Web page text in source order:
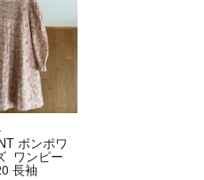
ボンポワ
ワンピー
長袖